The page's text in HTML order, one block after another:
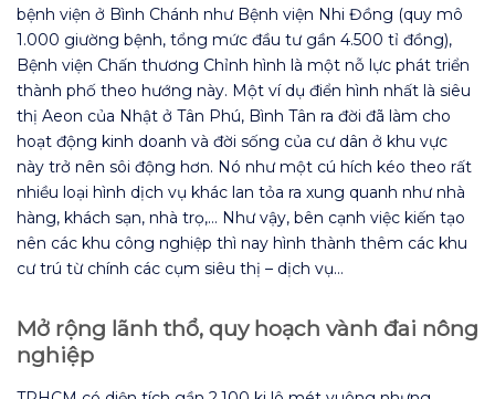
bệnh viện ở Bình Chánh như Bệnh viện Nhi Đồng (quy mô
1.000 giường bệnh, tổng mức đầu tư gần 4.500 tỉ đồng),
Bệnh viện Chấn thương Chỉnh hình là một nỗ lực phát triển
thành phố theo hướng này. Một ví dụ điển hình nhất là siêu
thị Aeon của Nhật ở Tân Phú, Bình Tân ra đời đã làm cho
hoạt động kinh doanh và đời sống của cư dân ở khu vực
này trở nên sôi động hơn. Nó như một cú hích kéo theo rất
nhiều loại hình dịch vụ khác lan tỏa ra xung quanh như nhà
hàng, khách sạn, nhà trọ,… Như vậy, bên cạnh việc kiến tạo
nên các khu công nghiệp thì nay hình thành thêm các khu
cư trú từ chính các cụm siêu thị – dịch vụ…
Mở rộng lãnh thổ, quy hoạch vành đai nông
nghiệp